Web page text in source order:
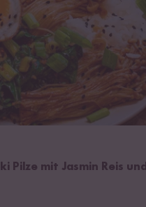
Pilze mit Jasmin Reis und